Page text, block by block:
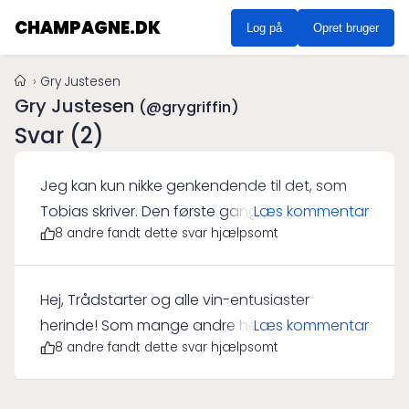
CHAMPAGNE.DK Log på Opret bruger
Gry Justesen
Gry Justesen (@grygriffin)
Svar (2)
Jeg kan kun nikke genkendende til det, som
Tobias skriver. Den første gang jeg smagte en
vintage champagne, var en ren åbenbaring.
Smagsprofilen var så unik og forskellig fra
hvad jeg før havde oplevet med non-vintage.
Det siges ofte, at vintage champagner kun
laves i de bedste år, og at de derfor
Læs kommentar
8 andre fandt dette svar hjælpsomt
Hej, Trådstarter og alle vin-entusiaster
herinde! Som mange andre her, er jeg også
faldet for demi-sec champagne, men af et
lidt andet årsag. Jeg er vild med
Læs kommentar
8 andre fandt dette svar hjælpsomt